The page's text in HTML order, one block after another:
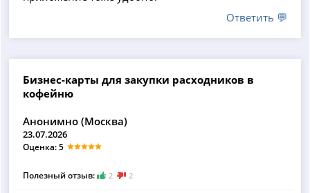
Ответить 💬
Бизнес-карты для закупки расходников в
кофейню
Анонимно (Москва)
23.07.2026
Оценка: 5
Полезный отзыв: 2 2